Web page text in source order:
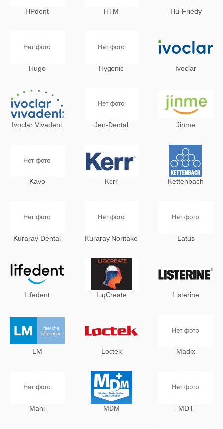
HPdent HTM Hu-Friedy
Hugo Hygenic Ivoclar
Ivoclar Vivadent Jen-Dental Jinme
Kavo Kerr Kettenbach
Kuraray Dental Kuraray Noritake Latus
Lifedent LiqCreate Listerine
LM Loctek Madix
Mani MDM MDT